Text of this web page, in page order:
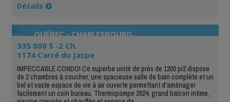
Détails
QUÉBEC - CHARLESBOURG
335 000 $ -2 Ch.
1174 Carré du Jaspe
IMPECCABLE CONDO! Ce superbe unité de près de 1200 pi2 dispose
de 2 chambres à coucher, une spacieuse salle de bain complète et un
bel et vaste espace de vie à air ouverte permettant d'aménager
facilement un coin bureau. Thermopompe 2024, grand balcon intime,